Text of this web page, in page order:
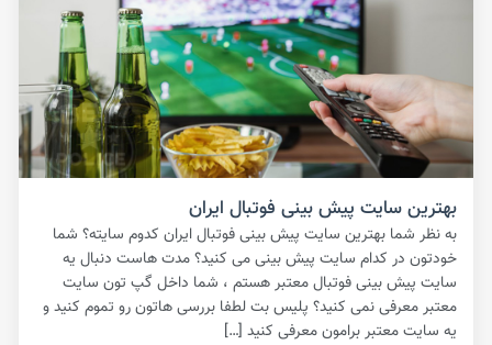
بهترین سایت پیش بینی فوتبال ایران
به نظر شما بهترین سایت پیش بینی فوتبال ایران کدوم سایته؟ شما
خودتون در کدام سایت پیش بینی می کنید؟ مدت هاست دنبال یه
سایت پیش بینی فوتبال معتبر هستم ، شما داخل گپ تون سایت
معتبر معرفی نمی کنید؟ پلیس بت لطفا بررسی هاتون رو تموم کنید و
یه سایت معتبر برامون معرفی کنید […]